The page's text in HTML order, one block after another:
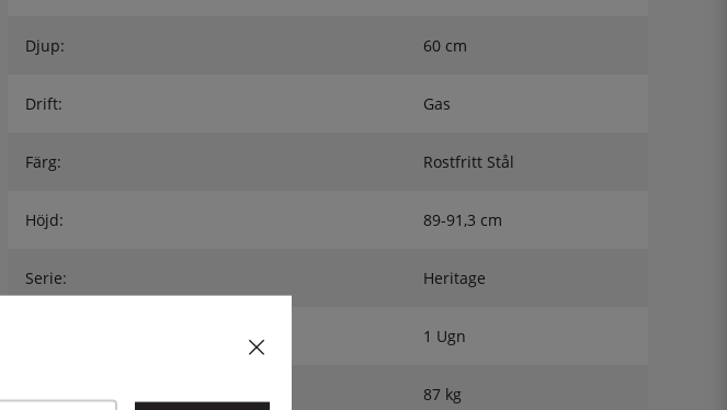
Djup: 60 cm
Drift: Gas
Färg: Rostfritt Stål
Höjd: 89-91,3 cm
Serie: Heritage
1 Ugn
Vikt: 87 kg